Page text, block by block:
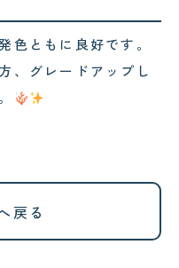
色ともに良好です。
、グレードアップし
戻る